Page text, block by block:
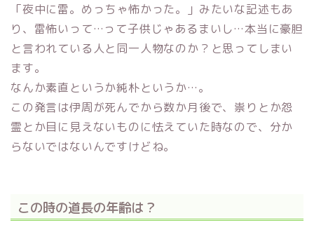
「夜中に雷。めっちゃ怖かった。」みたいな記述もあ
り、雷怖いって…って子供じゃあるまいし…本当に豪胆
と言われている人と同一人物なのか？と思ってしまい
ます。
なんか素直というか純朴というか…。
この発言は伊周が死んでから数か月後で、祟りとか怨
霊とか目に見えないものに怯えていた時なので、分か
らないではないんですけどね。
この時の道長の年齢は？